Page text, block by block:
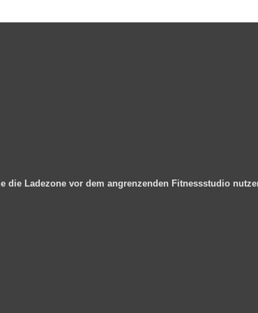
die Ladezone vor dem angrenzenden Fitnessstudio